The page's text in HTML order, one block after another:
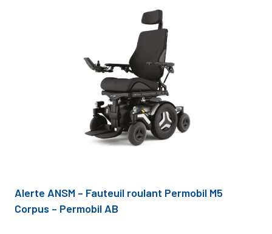
Alerte ANSM – Fauteuil roulant Permobil M5
Corpus – Permobil AB